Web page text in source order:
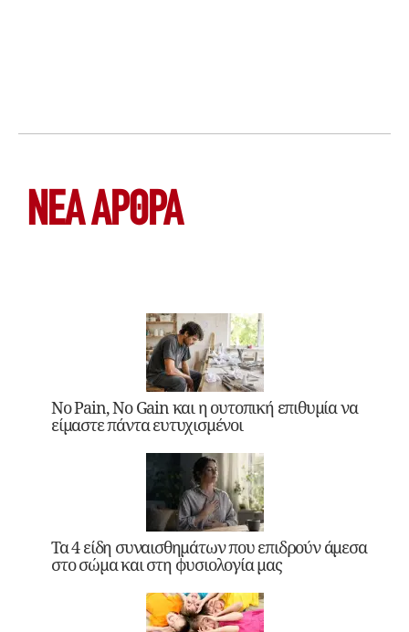
ΝΕΑ ΆΡΘΡΑ
No Pain, No Gain και η ουτοπική επιθυμία να
είμαστε πάντα ευτυχισμένοι
Τα 4 είδη συναισθημάτων που επιδρούν άμεσα
στο σώμα και στη φυσιολογία μας